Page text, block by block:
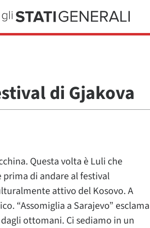
di Gjakova
Questa volta è Luli che
prima di andare al festival
attivo del Kosovo. A
“Assomiglia a Sarajevo” esclama
ottomani. Ci sediamo in un